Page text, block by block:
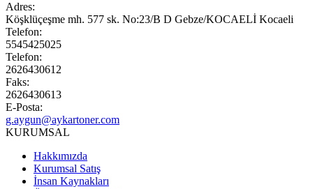
Adres:
Köşklüçeşme mh. 577 sk. No:23/B D Gebze/KOCAELİ Kocaeli
Telefon:
5545425025
Telefon:
2626430612
Faks:
2626430613
E-Posta:
g.aygun@aykartoner.com
KURUMSAL
Hakkımızda
Kurumsal Satış
İnsan Kaynakları